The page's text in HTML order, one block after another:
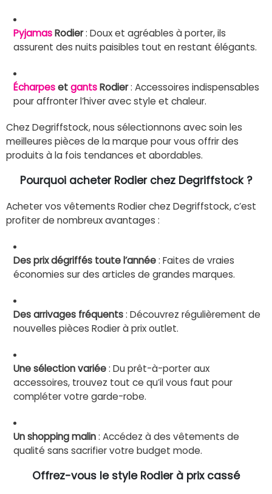
PyjamasRodier: Doux et agréables à porter, ils
assurent des nuits paisibles tout en restant élégants.
ÉcharpesetgantsRodier: Accessoires indispensables
pour affronter l’hiver avec style et chaleur.
Chez Degriffstock, nous sélectionnons avec soin les
meilleures pièces de la marque pour vous offrir des
produits à la fois tendances et abordables.
Pourquoi acheter Rodier chez Degriffstock ?
Acheter vos vêtements Rodier chez Degriffstock, c’est
profiter de nombreux avantages :
Des prix dégriffés toute l’année: Faites de vraies
économies sur des articles de grandes marques.
Des arrivages fréquents: Découvrez régulièrement de
nouvelles pièces Rodier à prix outlet.
Une sélection variée: Du prêt-à-porter aux
accessoires, trouvez tout ce qu’il vous faut pour
compléter votre garde-robe.
Un shopping malin: Accédez à des vêtements de
qualité sans sacrifier votre budget mode.
Offrez-vous le style Rodier à prix cassé